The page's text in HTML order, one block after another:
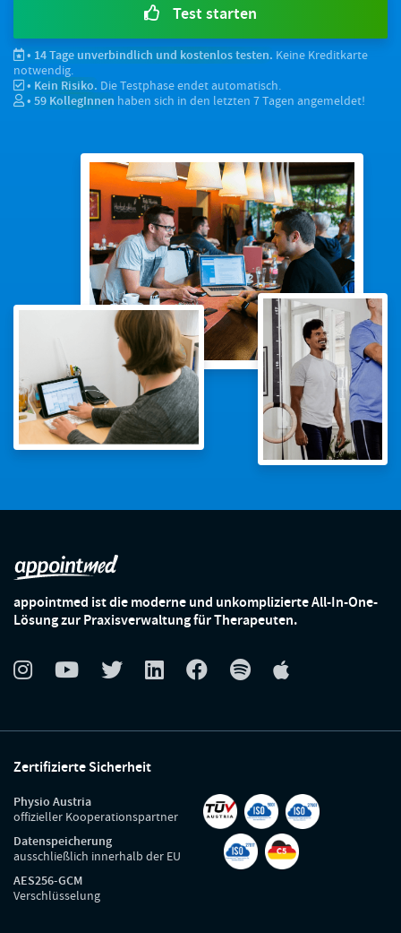
Test starten
• 14 Tage unverbindlich und kostenlos testen. Keine Kreditkarte
notwendig.
• Kein Risiko. Die Testphase endet automatisch.
• 59 KollegInnen haben sich in den letzten 7 Tagen angemeldet!
appointmed ist die moderne und unkomplizierte All-In-One-
Lösung zur Praxisverwaltung für Therapeuten.
Zertifizierte Sicherheit
Physio Austria
offizieller Kooperationspartner
Datenspeicherung
ausschließlich innerhalb der EU
AES256-GCM
Verschlüsselung